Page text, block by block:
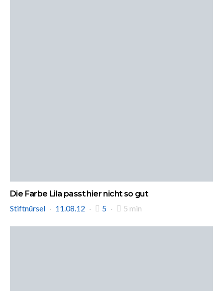
Die Farbe Lila passt hier nicht so gut
Stiftnürsel
11.08.12 5 5 min